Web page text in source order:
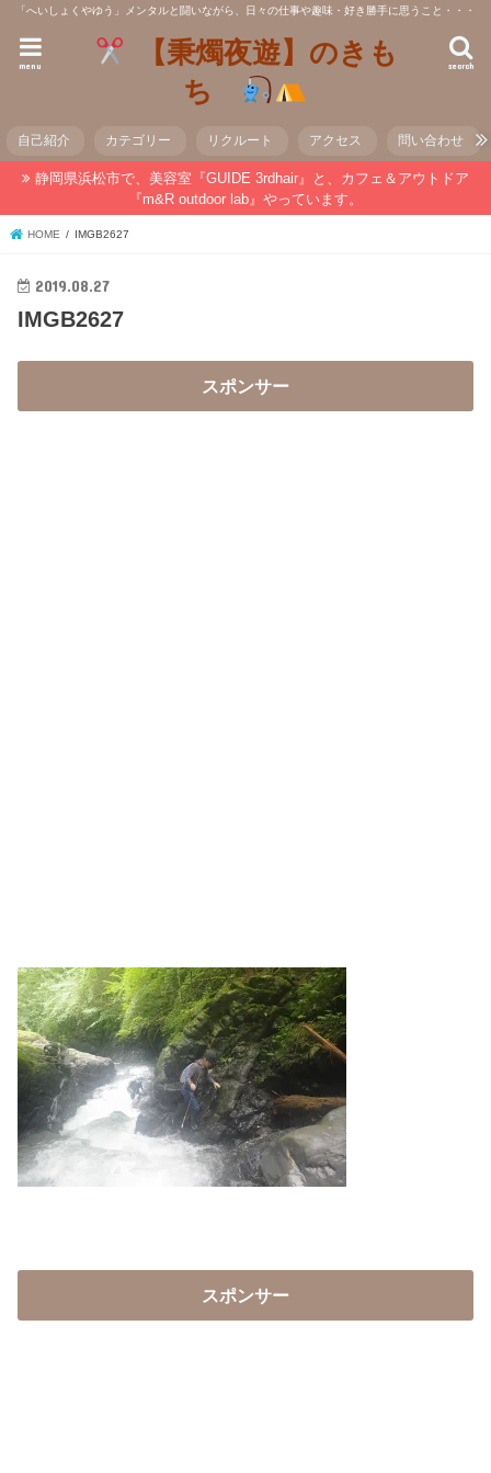
「へいしょくやゆう」メンタルと闘いながら、日々の仕事や趣味・好き勝手に思うこと・・・
【秉燭夜遊】のきも
ち
search
menu
自己紹介 カテゴリー リクルート アクセス 問い合わせ
静岡県浜松市で、美容室『GUIDE 3rdhair』と、カフェ＆アウトドア
『m&R outdoor lab』やっています。
HOME IMGB2627
2019.08.27
IMGB2627
スポンサー
スポンサー